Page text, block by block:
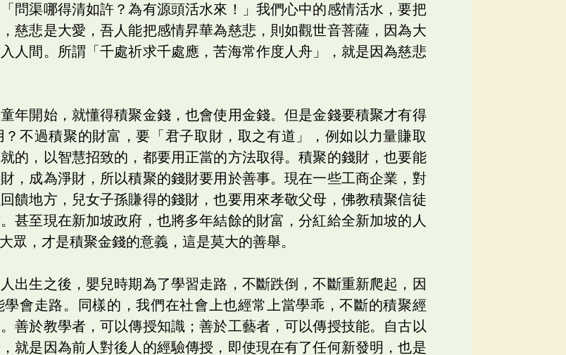
問渠哪得清如許？為有源頭活水來！」我們心中的感情活水，要把
慈悲是大愛，吾人能把感情昇華為慈悲，則如觀世音菩薩，因為大
人間。所謂「千處祈求千處應，苦海常作度人舟」，就是因為慈悲
年開始，就懂得積聚金錢，也會使用金錢。但是金錢要積聚才有得
不過積聚的財富，要「君子取財，取之有道」，例如以力量賺取
的，以智慧招致的，都要用正當的方法取得。積聚的錢財，也要能
，成為淨財，所以積聚的錢財要用於善事。現在一些工商企業，對
饋地方，兒女子孫賺得的錢財，也要用來孝敬父母，佛教積聚信徒
甚至現在新加坡政府，也將多年結餘的財富，分紅給全新加坡的人
眾，才是積聚金錢的意義，這是莫大的善舉。
出生之後，嬰兒時期為了學習走路，不斷跌倒，不斷重新爬起，因
會走路。同樣的，我們在社會上也經常上當學乖，不斷的積聚經
善於教學者，可以傳授知識；善於工藝者，可以傳授技能。自古以
就是因為前人對後人的經驗傳授，即使現在有了任何新發明，也是